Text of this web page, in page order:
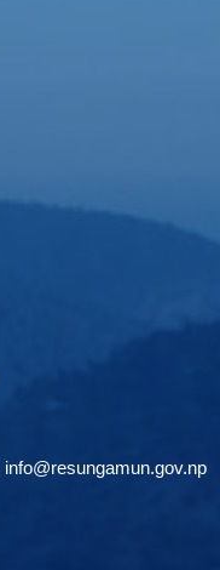
info@resungamun.gov.np